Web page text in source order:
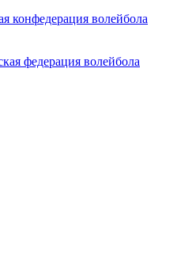
конфедерация волейбола
федерация волейбола